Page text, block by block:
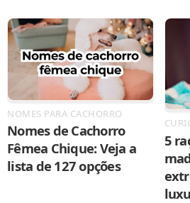
NOMES PARA CACHORRO
Nomes de Cachorro
Fêmea Chique: Veja a
lista de 127 opções
5